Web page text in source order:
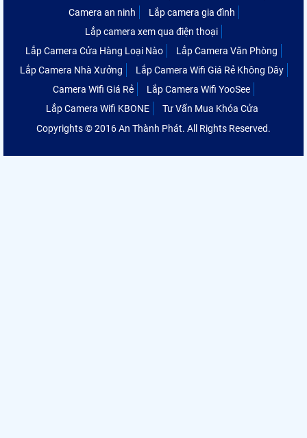
Camera an ninh
Lắp camera gia đình
Lắp camera xem qua điện thoại
Lắp Camera Cửa Hàng Loại Nào
Lắp Camera Văn Phòng
Lắp Camera Nhà Xưởng
Lắp Camera Wifi Giá Rẻ Không Dây
Camera Wifi Giá Rẻ
Lắp Camera Wifi YooSee
Lắp Camera Wifi KBONE
Tư Vấn Mua Khóa Cửa
Copyrights © 2016 An Thành Phát. All Rights Reserved.